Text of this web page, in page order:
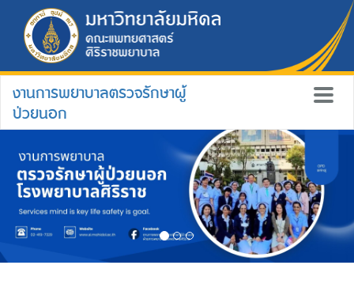
งานการพยาบาลตรวจรักษาผู้
ป่วยนอก